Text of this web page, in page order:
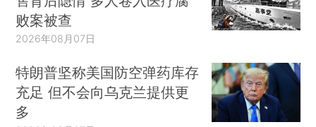
败案被查
2026年08月07日
特朗普坚称美国防空弹药库存
充足 但不会向乌克兰提供更
多